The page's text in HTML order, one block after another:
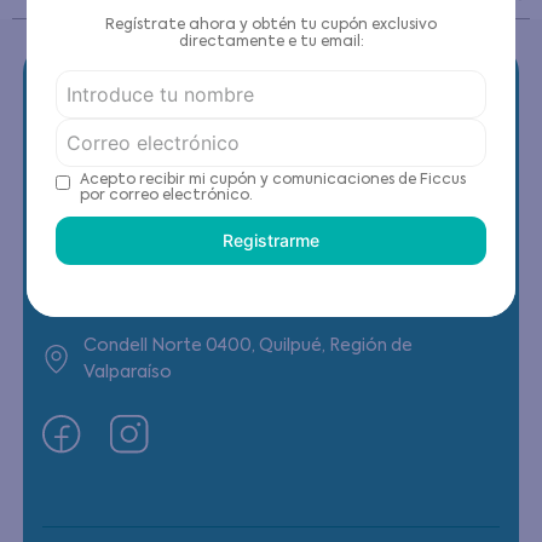
Contáctanos
(22) 6178818 - Compras Internet
Condell Norte 0400, Quilpué, Región de
Valparaíso
Regístrate ahora y obtén tu cupón exclusivo
directamente e tu email:
Acepto recibir mi cupón y comunicaciones de Ficcus
por correo electrónico.
Registrarme